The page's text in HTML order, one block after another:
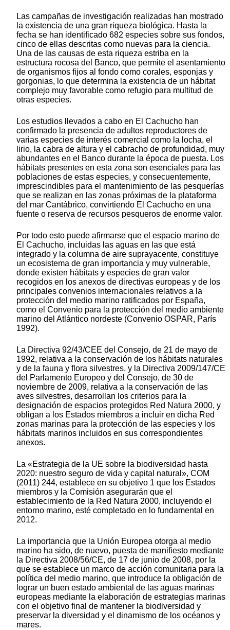
Las campañas de investigación realizadas han mostrado
la existencia de una gran riqueza biológica. Hasta la
fecha se han identificado 682 especies sobre sus fondos,
cinco de ellas descritas como nuevas para la ciencia.
Una de las causas de esta riqueza estriba en la
estructura rocosa del Banco, que permite el asentamiento
de organismos fijos al fondo como corales, esponjas y
gorgonias, lo que determina la existencia de un hábitat
complejo muy favorable como refugio para multitud de
otras especies.
Los estudios llevados a cabo en El Cachucho han
confirmado la presencia de adultos reproductores de
varias especies de interés comercial como la locha, el
lirio, la cabra de altura y el cabracho de profundidad, muy
abundantes en el Banco durante la época de puesta. Los
hábitats presentes en esta zona son esenciales para las
poblaciones de estas especies, y consecuentemente,
imprescindibles para el mantenimiento de las pesquerías
que se realizan en las zonas próximas de la plataforma
del mar Cantábrico, convirtiendo El Cachucho en una
fuente o reserva de recursos pesqueros de enorme valor.
Por todo esto puede afirmarse que el espacio marino de
El Cachucho, incluidas las aguas en las que está
integrado y la columna de aire suprayacente, constituye
un ecosistema de gran importancia y muy vulnerable,
donde existen hábitats y especies de gran valor
recogidos en los anexos de directivas europeas y de los
principales convenios internacionales relativos a la
protección del medio marino ratificados por España,
como el Convenio para la protección del medio ambiente
marino del Atlántico nordeste (Convenio OSPAR, París
1992).
La Directiva 92/43/CEE del Consejo, de 21 de mayo de
1992, relativa a la conservación de los hábitats naturales
y de la fauna y flora silvestres, y la Directiva 2009/147/CE
del Parlamento Europeo y del Consejo, de 30 de
noviembre de 2009, relativa a la conservación de las
aves silvestres, desarrollan los criterios para la
designación de espacios protegidos Red Natura 2000, y
obligan a los Estados miembros a incluir en dicha Red
zonas marinas para la protección de las especies y los
hábitats marinos incluidos en sus correspondientes
anexos.
La «Estrategia de la UE sobre la biodiversidad hasta
2020: nuestro seguro de vida y capital natural», COM
(2011) 244, establece en su objetivo 1 que los Estados
miembros y la Comisión asegurarán que el
establecimiento de la Red Natura 2000, incluyendo el
entorno marino, esté completado en lo fundamental en
2012.
La importancia que la Unión Europea otorga al medio
marino ha sido, de nuevo, puesta de manifiesto mediante
la Directiva 2008/56/CE, de 17 de junio de 2008, por la
que se establece un marco de acción comunitaria para la
política del medio marino, que introduce la obligación de
lograr un buen estado ambiental de las aguas marinas
europeas mediante la elaboración de estrategias marinas
con el objetivo final de mantener la biodiversidad y
preservar la diversidad y el dinamismo de los océanos y
mares.